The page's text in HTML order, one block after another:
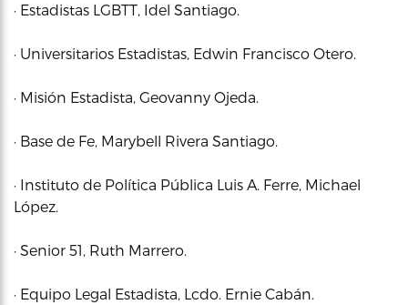
· Estadistas LGBTT, Idel Santiago.
· Universitarios Estadistas, Edwin Francisco Otero.
· Misión Estadista, Geovanny Ojeda.
· Base de Fe, Marybell Rivera Santiago.
· Instituto de Política Pública Luis A. Ferre, Michael
López.
· Senior 51, Ruth Marrero.
· Equipo Legal Estadista, Lcdo. Ernie Cabán.